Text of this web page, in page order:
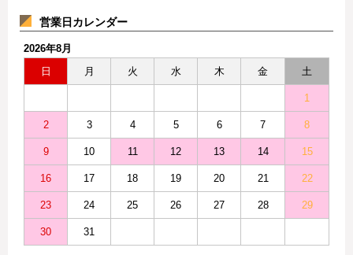
営業日カレンダー
2026年8月
日
月 火 水 木 金 土
1
2 3 4 5 6 7 8
9 10 11 12 13 14 15
16 17 18 19 20 21 22
23 24 25 26 27 28 29
30 31